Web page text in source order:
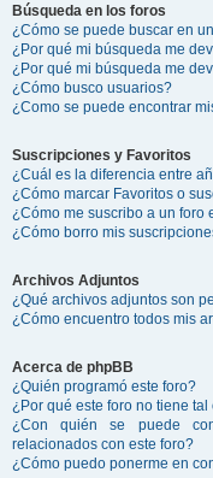
Búsqueda en los foros
¿Cómo se puede buscar en
¿Por qué mi búsqueda me
¿Por qué mi búsqueda me
¿Cómo busco usuarios?
¿Como se puede encontrar
Suscripciones y Favoritos
¿Cuál es la diferencia entre
¿Cómo marcar Favoritos o
¿Cómo me suscribo a un foro
¿Cómo borro mis
Archivos Adjuntos
¿Qué archivos adjuntos son
¿Cómo encuentro todos mis
Acerca de phpBB
¿Quién programó este foro?
¿Por qué este foro no tiene tal
¿Con quién se puede
relacionados con este foro?
¿Cómo puedo ponerme en